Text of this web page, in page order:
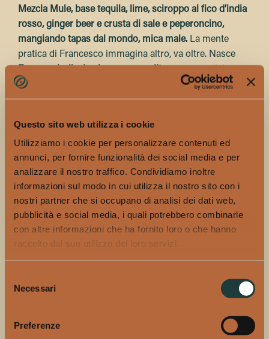
Questo sito web utilizza i cookie
Utilizziamo i cookie per personalizzare contenuti ed
annunci, per fornire funzionalità dei social media e per
analizzare il nostro traffico. Condividiamo inoltre
informazioni sul modo in cui utilizza il nostro sito con i
nostri partner che si occupano di analisi dei dati web,
pubblicità e social media, i quali potrebbero combinarle
con altre informazioni che ha fornito loro o che hanno
raccolto dal suo utilizzo dei loro servizi.
delNecessari
Preferenze
Mezcla Mule, base tequila, lime, sciroppo al fico d’india
rosso, ginger beer e crusta di sale e peperoncino,
mangiando tapas dal mondo, mica male. La mente
pratica di Francesco immagina altro, va oltre. Nasce
italiane e estere e piatti, fronte mare. Sempre in una
visione esplorativa, prende vita ancheTaqoz, il locale di
e apprezzati nel presente: cocktail bar tematico
messicano.
Mezcla e gli alti formati di Francesco hanno merito di
non essere legati a doppio filo al loro contesto
geografico, Bari, ma di avere anzi una visione ben
definita e ampia, diversa, contemporanea, accessibile,
ben illuminata da un grande team, che si muove
benissimo tra mondo mixology, vino e cucina
mescolata e audace.Si lavora con dedizione sul
riconoscibilità estetica e di gusto; e anche se non sono
per Bari, grandi propulsori di energie positive. Non è